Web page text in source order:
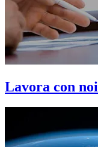
Lavora con noi